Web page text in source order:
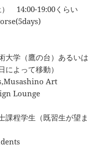
） 14:00-19:00くらい
大学（鷹の台）あるいは
よって移動）
Art
Lounge
課程学生（既習生が望ま